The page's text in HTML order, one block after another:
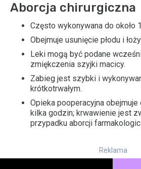
Aborcja chirurgiczna
Często wykonywana do około
Obejmuje usunięcie płodu i
Leki mogą być podane
zmiękczenia szyjki macicy.
Zabieg jest szybki i
krótkotrwałym.
Opieka pooperacyjna
kilka godzin; krwawienie jest
przypadku aborcji
Reklama